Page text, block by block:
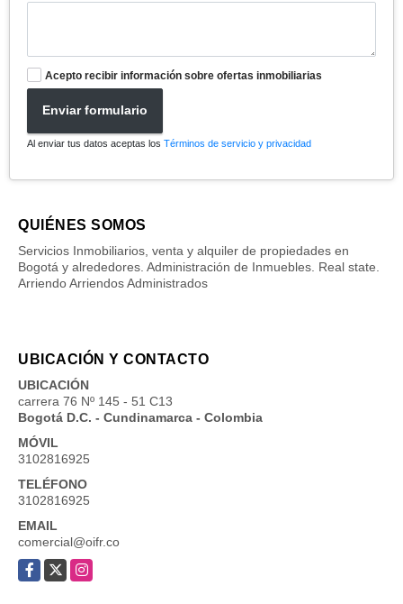
Acepto recibir información sobre ofertas inmobiliarias
Enviar formulario
Al enviar tus datos aceptas los Términos de servicio y privacidad
QUIÉNES SOMOS
Servicios Inmobiliarios, venta y alquiler de propiedades en
Bogotá y alrededores. Administración de Inmuebles. Real state.
Arriendo Arriendos Administrados
UBICACIÓN Y CONTACTO
UBICACIÓN
carrera 76 Nº 145 - 51 C13
Bogotá D.C. - Cundinamarca - Colombia
MÓVIL
3102816925
TELÉFONO
3102816925
EMAIL
comercial@oifr.co
Facebook
X Instagram